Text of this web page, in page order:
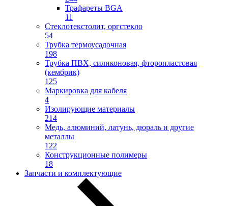
Трафареты BGA
11
Стеклотекстолит, оргстекло
54
Трубка термоусадочная
198
Трубка ПВХ, силиконовая, фторопластовая
(кембрик)
125
Маркировка для кабеля
4
Изолирующие материалы
214
Медь, алюминий, латунь, дюраль и другие
металлы
122
Конструкционные полимеры
18
Запчасти и комплектующие